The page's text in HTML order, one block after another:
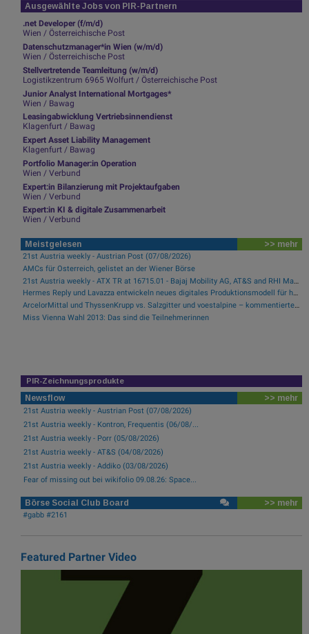
Ausgewählte Jobs von PIR-Partnern
.net Developer (f/m/d)
Wien / Österreichische Post
Datenschutzmanager*in Wien (w/m/d)
Wien / Österreichische Post
Stellvertretende Teamleitung (w/m/d)
Logistikzentrum 6965 Wolfurt / Österreichische Post
Junior Analyst International Mortgages*
Wien / Bawag
Leasingabwicklung Vertriebsinnendienst
Klagenfurt / Bawag
Expert Asset Liability Management
Klagenfurt / Bawag
Portfolio Manager:in Operation
Wien / Verbund
Expert:in Bilanzierung mit Projektaufgaben
Wien / Verbund
Expert:in KI & digitale Zusammenarbeit
Wien / Verbund
Meistgelesen >> mehr
21st Austria weekly - Austrian Post (07/08/2026)
AMCs für Österreich, gelistet an der Wiener Börse
21st Austria weekly - ATX TR at 16715.01 - Bajaj Mobility AG, AT&S and RHI Magnesita best-performing, Österreichische Post with weakest performance (08/08/2026)
Hermes Reply und Lavazza entwickeln neues digitales Produktionsmodell für hocheffiziente Fertigung
ArcelorMittal und ThyssenKrupp vs. Salzgitter und voestalpine – kommentierter KW 32 Peer Group Watch Stahl
Miss Vienna Wahl 2013: Das sind die Teilnehmerinnen
PIR-Zeichnungsprodukte
Newsflow >> mehr
21st Austria weekly - Austrian Post (07/08/2026)
21st Austria weekly - Kontron, Frequentis (06/08/...
21st Austria weekly - Porr (05/08/2026)
21st Austria weekly - AT&S (04/08/2026)
21st Austria weekly - Addiko (03/08/2026)
Fear of missing out bei wikifolio 09.08.26: Space...
Börse Social Club Board >> mehr
#gabb #2161
Featured Partner Video